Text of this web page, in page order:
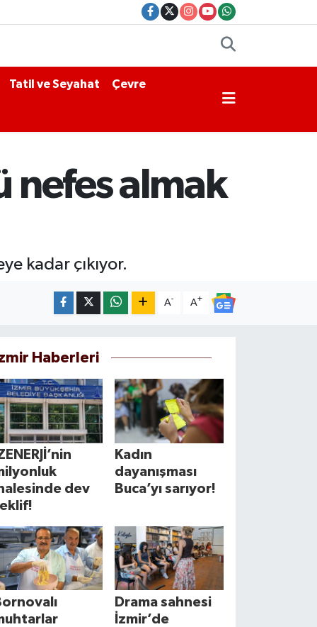
Tatil ve Seyahat Çevre
nefes almak
kadar çıkıyor.
A- A+
Haberleri
dev
Kadın
dayanışması
Buca’yı sarıyor!
Drama sahnesi
İzmir’de